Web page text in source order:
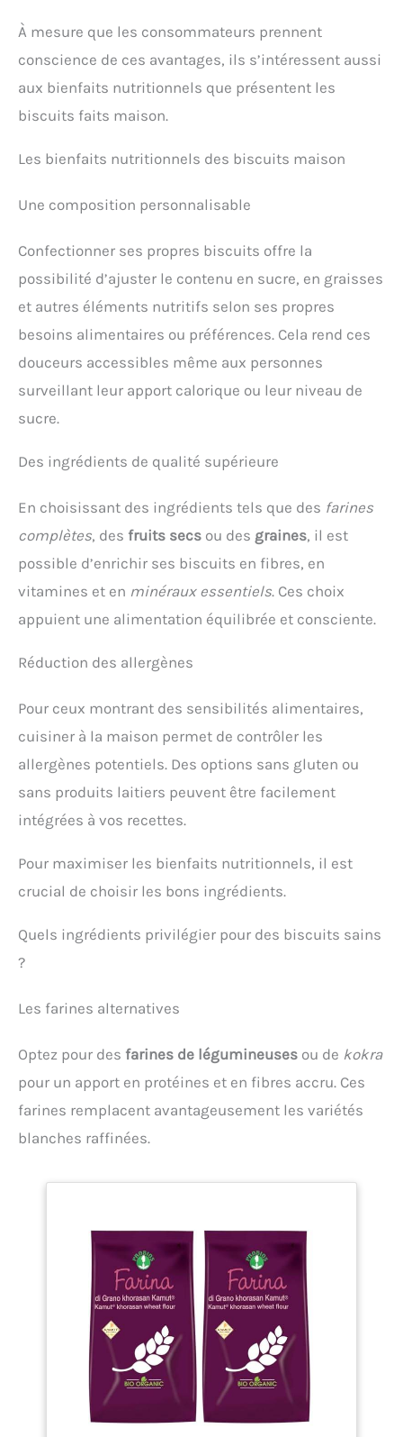
À mesure que les consommateurs prennent
conscience de ces avantages, ils s’intéressent aussi
aux bienfaits nutritionnels que présentent les
biscuits faits maison.
Les bienfaits nutritionnels des biscuits maison
Une composition personnalisable
Confectionner ses propres biscuits offre la
possibilité d’ajuster le contenu en sucre, en graisses
et autres éléments nutritifs selon ses propres
besoins alimentaires ou préférences. Cela rend ces
douceurs accessibles même aux personnes
surveillant leur apport calorique ou leur niveau de
sucre.
Des ingrédients de qualité supérieure
En choisissant des ingrédients tels que des farines
complètes, des fruits secs ou des graines, il est
possible d’enrichir ses biscuits en fibres, en
vitamines et en minéraux essentiels. Ces choix
appuient une alimentation équilibrée et consciente.
Réduction des allergènes
Pour ceux montrant des sensibilités alimentaires,
cuisiner à la maison permet de contrôler les
allergènes potentiels. Des options sans gluten ou
sans produits laitiers peuvent être facilement
intégrées à vos recettes.
Pour maximiser les bienfaits nutritionnels, il est
crucial de choisir les bons ingrédients.
Quels ingrédients privilégier pour des biscuits sains
?
Les farines alternatives
Optez pour des farines de légumineuses ou de kokra
pour un apport en protéines et en fibres accru. Ces
farines remplacent avantageusement les variétés
blanches raffinées.